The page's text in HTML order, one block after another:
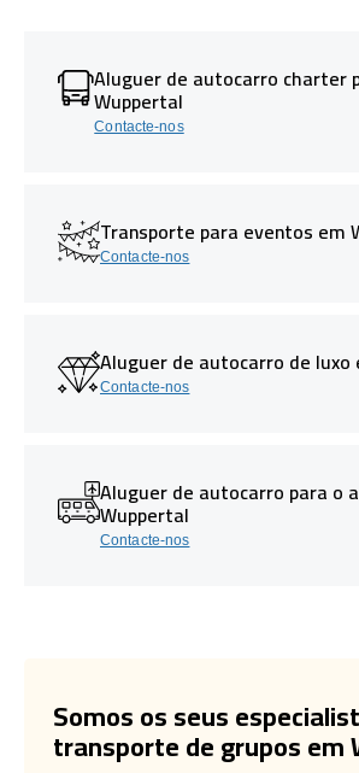
Aluguer de autocarro charter
Wuppertal
Contacte-nos
Transporte para eventos em
Contacte-nos
Aluguer de autocarro de luxo
Contacte-nos
Aluguer de autocarro para o
Wuppertal
Contacte-nos
Somos os seus
transporte de grupos em